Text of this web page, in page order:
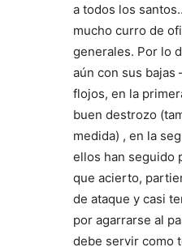
a todos los
mucho curro de
generales. Por lo
aún con sus bajas
flojos, en la
buen destrozo
medida) , en la
ellos han seguido
que acierto,
de ataque y casi
por agarrarse al
debe servir como